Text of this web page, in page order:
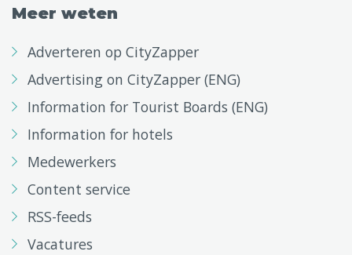
Meer weten
Adverteren op CityZapper
Advertising on CityZapper (ENG)
Information for Tourist Boards (ENG)
Information for hotels
Medewerkers
Content service
RSS-feeds
Vacatures